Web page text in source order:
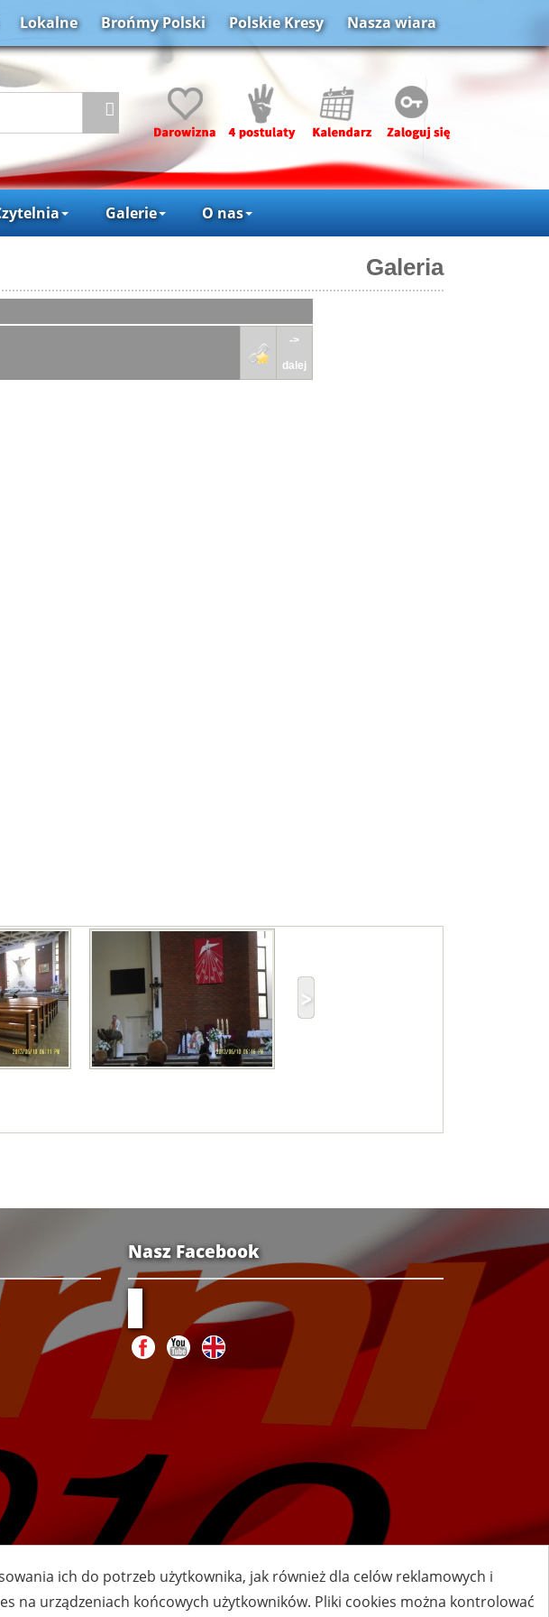
Lokalne Brońmy Polski Polskie Kresy Nasza wiara
Galerie O nas
Galeria
->
dalej
Nasz Facebook
ich do potrzeb użytkownika, jak również dla celów reklamowych i
na urządzeniach końcowych użytkowników. Pliki cookies można kontrolować